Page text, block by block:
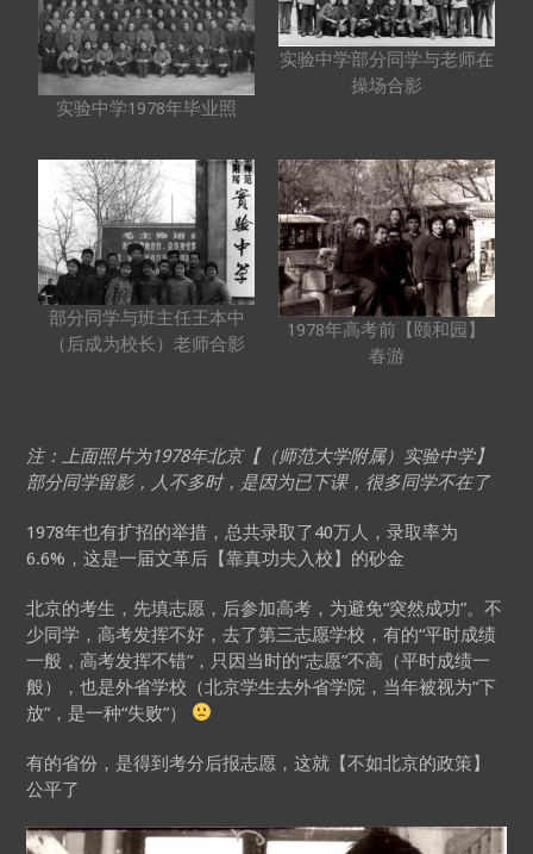
实验中学1978年毕业照
实验中学部分同学与老师在
操场合影
部分同学与班主任王本中
（后成为校长）老师合影
1978年高考前【颐和园】
春游
注：上面照片为1978年北京【（师范大学附属）实验中学】
部分同学留影，人不多时，是因为已下课，很多同学不在了
1978年也有扩招的举措，总共录取了40万人，录取率为
6.6%，这是一届文革后【靠真功夫入校】的砂金
北京的考生，先填志愿，后参加高考，为避免“突然成功”。不
少同学，高考发挥不好，去了第三志愿学校，有的“平时成绩
一般，高考发挥不错”，只因当时的“志愿”不高（平时成绩一
般），也是外省学校（北京学生去外省学院，当年被视为“下
放”，是一种“失败”）
有的省份，是得到考分后报志愿，这就【不如北京的政策】
公平了